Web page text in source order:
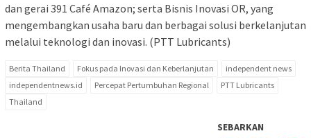
dan gerai 391 Café Amazon; serta Bisnis Inovasi OR, yang
mengembangkan usaha baru dan berbagai solusi berkelanjutan
melalui teknologi dan inovasi. (PTT Lubricants)
Berita Thailand Fokus pada Inovasi dan Keberlanjutan
independent news
independentnews.id
Percepat Pertumbuhan Regional
PTT Lubricants
Thailand
SEBARKAN